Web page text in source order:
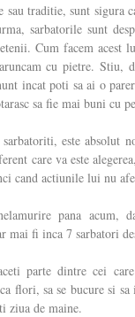
sau traditie, sunt sigura
sarbatorile sunt
Cum facem acest
cu pietre. Stiu,
incat poti sa ai o
sa fie mai buni cu
este absolut
care va este
cand actiunile lui nu
pana acum,
mai fi inca 7 sarbatori
parte dintre cei care
flori, sa se bucure si
ziua de maine.